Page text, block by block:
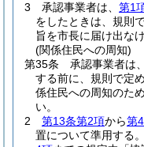
3
承認事業者は、 第1
をしたときは、規則
旨を市長に届け出な
(関係住民への周知)
第35条
承認事業者は
する前に、規則で定
係住民への周知のた
い。
2
第13条第2項から第
置について準用する。